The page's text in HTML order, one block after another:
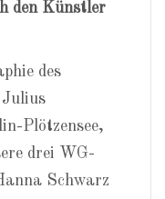
den Künstler
des
Julius
Plötzensee,
drei WG-
Schwarz